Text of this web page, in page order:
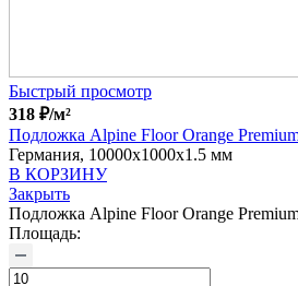
Быстрый просмотр
318 ₽/м²
Подложка Alpine Floor Orange
Германия, 10000x1000x1.5 мм
В КОРЗИНУ
Закрыть
Подложка Alpine Floor Orange
Площадь: